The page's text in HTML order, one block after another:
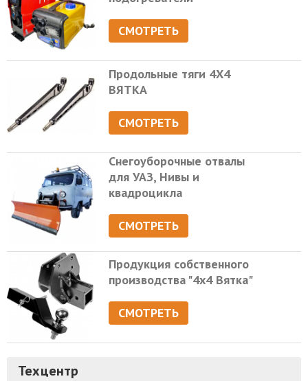
СМОТРЕТЬ
Продольные тяги 4Х4
ВЯТКА
СМОТРЕТЬ
Снегоуборочные отвалы
для УАЗ, Нивы и
квадроцикла
СМОТРЕТЬ
Продукция собственного
производства "4х4 Вятка"
СМОТРЕТЬ
Техцентр